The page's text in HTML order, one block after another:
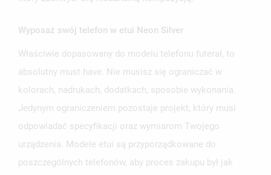
Wyposaż swój telefon w etui Neon Silver
Właściwie dopasowany do modelu telefonu futerał, to
absolutny must have. Nie musisz się ograniczać w
kolorach, nadrukach, dodatkach, sposobie wykonania.
Jedynym ograniczeniem pozostaje projekt, który musi
odpowiadać specyfikacji oraz wymiarom Twojego
urządzenia. Modele etui są przyporządkowane do
poszczególnych telefonów, aby proces zakupu był jak
MOJE LISTY ŻYCZEŃ
add_circle_outlineUTWÓRZ NOWĄ LISTĘ
UTWÓRZ LISTĘ ŻYCZEŃ
NAZWA LISTY ŻYCZEŃ
ZALOGUJ SIĘ
MUSISZ BYĆ ZALOGOWANY BY ZAPISAĆ PRODUKTY NA
SWOJEJ LIŚCIE ŻYCZEŃ.
ANULUJ ZALOGUJ SIĘ